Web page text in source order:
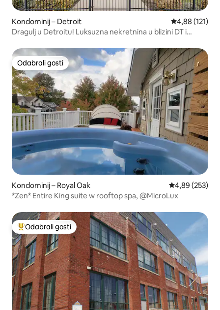
Kondominij – Detroit Prosječna
4,88 (121)
Dragulj u Detroitu! Luksuzna nekretnina u blizini DT i
Odabrali gosti
Odabrali gosti
Kondominij – Royal Oak Prosječna
4,89 (253)
*Zen* Entire King suite w rooftop spa, @MicroLux
Među najviše rangiranima s oznakom „Odabrali gosti”
Odabrali gosti